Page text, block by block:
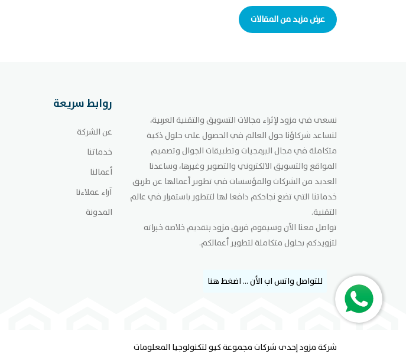
عرض مزيد من المقالات
نسعى في مزود لإثراء مجالات التسويق والتقنية العربية،
لنساعد شركاؤنا حول العالم في الحصول على حلول ذكية
متكاملة في مجال البرمجيات وتطبيقات الجوال وتصميم
المواقع والتسويق الالكتروني والتصوير وغيرها، وساعدنا
العديد من الشركات والمؤسسات في تطوير أعمالها عن طريق
خدماتنا التي تضع نجاحكم دافعا لها لتتطور باستمرار في عالم
التقنية.
تواصل معنا الآن وسيقوم فريق مزود بتقديم خلاصة خبراته
لتزويدكم بحلول متكاملة لتطوير أعمالكم.
روابط سريعة
عن الشركة
خدماتنا
أعمالنا
آراء عملاءنا
المدونة
شركة مزود إحدى شركات مجموعة كيو لتكنولوجيا المعلومات
للتواصل واتس اب الأن ... اضغط هنا